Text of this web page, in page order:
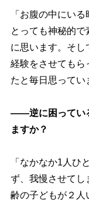
「お腹の中にい
とっても神秘的
に思います。そし
経験をさせてもら
たと毎日思ってい
――逆に困ってい
ますか？
「なかなか1人ひ
ず、我慢させてし
齢の子どもが２人